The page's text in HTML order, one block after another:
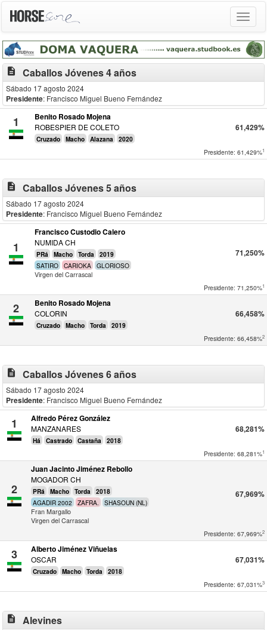
Toggle
description Caballos Jóvenes 4 años
Sábado 17 agosto 2024
Presidente: Francisco Miguel Bueno Fernández
1 Benito Rosado Mojena
ROBESPIER DE COLETO
Cruzado Macho Alazana 2020
61,429%
Presidente: 61,429%1
description Caballos Jóvenes 5 años
Sábado 17 agosto 2024
Presidente: Francisco Miguel Bueno Fernández
1
Francisco Custodio Calero
NUMIDA CH
PRá Macho Torda 2019
SATIRO CARIOKA GLORIOSO
Virgen del Carrascal
71,250%
Presidente: 71,250%1
2 Benito Rosado Mojena
COLORIN
Cruzado Macho Torda 2019
66,458%
Presidente: 66,458%2
description Caballos Jóvenes 6 años
Sábado 17 agosto 2024
Presidente: Francisco Miguel Bueno Fernández
1 Alfredo Pérez González
MANZANARES
Há Castrado Castaña 2018
68,281%
Presidente: 68,281%1
2
Juan Jacinto Jiménez Rebollo
MOGADOR CH
PRá Macho Torda 2018
AGADIR 2002 ZAFRA.
SHASOUN (NL)
Fran Margallo
Virgen del Carrascal
67,969%
Presidente: 67,969%2
3 Alberto Jiménez Viñuelas
OSCAR
Cruzado Macho Torda 2018
67,031%
Presidente: 67,031%3
description Alevines